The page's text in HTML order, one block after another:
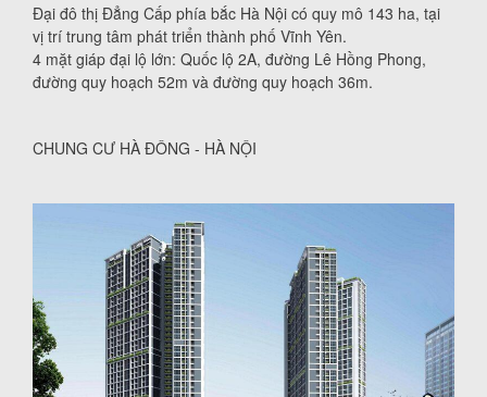
Đại đô thị Đẳng Cấp phía bắc Hà Nội có quy mô 143 ha, tại
vị trí trung tâm phát triển thành phố Vĩnh Yên.
4 mặt giáp đại lộ lớn: Quốc lộ 2A, đường Lê Hồng Phong,
đường quy hoạch 52m và đường quy hoạch 36m.
CHUNG CƯ HÀ ĐÔNG - HÀ NỘI